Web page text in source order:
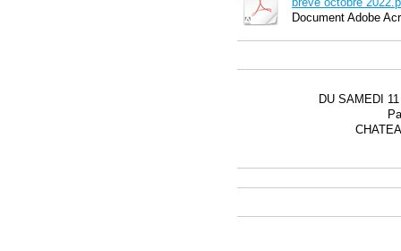
breve octobre
Document Adobe
DU SAMEDI